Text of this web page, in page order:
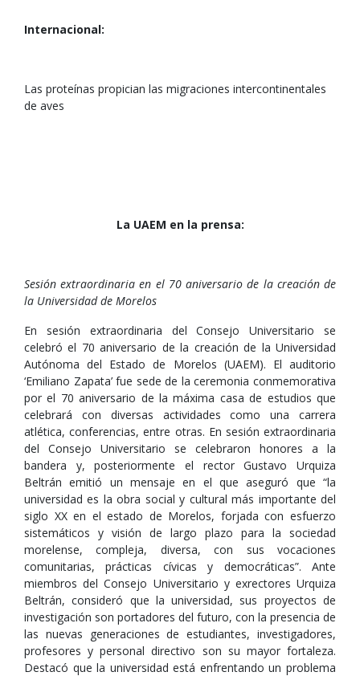
Internacional:
Las proteínas propician las migraciones intercontinentales
de aves
La UAEM en la prensa:
Sesión extraordinaria en el 70 aniversario de la creación de
la Universidad de Morelos
En sesión extraordinaria del Consejo Universitario se
celebró el 70 aniversario de la creación de la Universidad
Autónoma del Estado de Morelos (UAEM). El auditorio
‘Emiliano Zapata’ fue sede de la ceremonia conmemorativa
por el 70 aniversario de la máxima casa de estudios que
celebrará con diversas actividades como una carrera
atlética, conferencias, entre otras. En sesión extraordinaria
del Consejo Universitario se celebraron honores a la
bandera y, posteriormente el rector Gustavo Urquiza
Beltrán emitió un mensaje en el que aseguró que “la
universidad es la obra social y cultural más importante del
siglo XX en el estado de Morelos, forjada con esfuerzo
sistemáticos y visión de largo plazo para la sociedad
morelense, compleja, diversa, con sus vocaciones
comunitarias, prácticas cívicas y democráticas”. Ante
miembros del Consejo Universitario y exrectores Urquiza
Beltrán, consideró que la universidad, sus proyectos de
investigación son portadores del futuro, con la presencia de
las nuevas generaciones de estudiantes, investigadores,
profesores y personal directivo son su mayor fortaleza.
Destacó que la universidad está enfrentando un problema